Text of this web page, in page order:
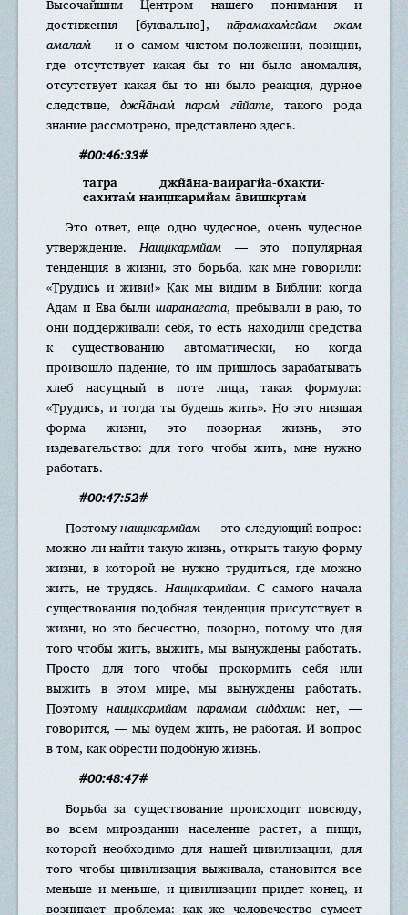
достижения [буквально], па̄рамахам̇сйам экам
амалам̇ — и о самом чистом положении, позиции,
где отсутствует какая бы то ни было аномалия,
отсутствует какая бы то ни было реакция, дурное
следствие,джн̃а̄нам̇ парам̇ гӣйате, такого рода
знание рассмотрено, представлено здесь.
#00:46:33#
татра джн̃а̄на-ваирагйа-бхакти-
сахитам̇ наиш̣кармйам а̄вишкр̣там̇
Это ответ, еще одно чудесное, очень чудесное
утверждение.Наиш̣кармйам — это популярная
тенденция в жизни, это борьба, как мне говорили:
«Трудись и живи!» Как мы видим в Библии: когда
Адам и Ева были шаранагата, пребывали в раю, то
они поддерживали себя, то есть находили средства
к существованию автоматически, но когда
произошло падение, то им пришлось зарабатывать
хлеб насущный в поте лица, такая формула:
«Трудись, и тогда ты будешь жить». Но это низшая
форма жизни, это позорная жизнь, это
издевательство: для того чтобы жить, мне нужно
работать.
#00:47:52#
Поэтомунаиш̣кармйам — это следующий вопрос:
можно ли найти такую жизнь, открыть такую форму
жизни, в которой не нужно трудиться, где можно
жить, не трудясь.Наиш̣кармйам. С самого начала
существования подобная тенденция присутствует в
жизни, но это бесчестно, позорно, потому что для
того чтобы жить, выжить, мы вынуждены работать.
Просто для того чтобы прокормить себя или
выжить в этом мире, мы вынуждены работать.
Поэтомунаиш̣кармйам парамам сиддхим: нет, —
говорится, — мы будем жить, не работая. И вопрос
в том, как обрести подобную жизнь.
#00:48:47#
Борьба за существование происходит повсюду,
во всем мироздании население растет, а пищи,
которой необходимо для нашей цивилизации, для
того чтобы цивилизация выживала, становится все
меньше и меньше, и цивилизации придет конец, и
возникает проблема: как же человечество сумеет